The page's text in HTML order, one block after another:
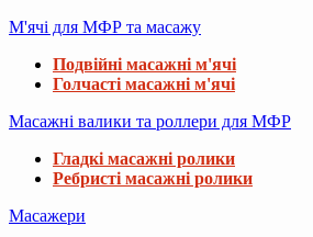
М'ячі для МФР та масажу
Подвійні масажні м'ячі
Голчасті масажні м'ячі
Масажні валики та роллери для МФР
Гладкі масажні ролики
Ребристі масажні ролики
Масажери